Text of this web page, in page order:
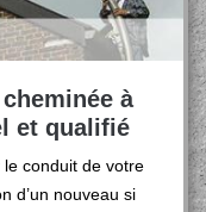
à
et qualifié
conduit de votre
d’un nouveau si